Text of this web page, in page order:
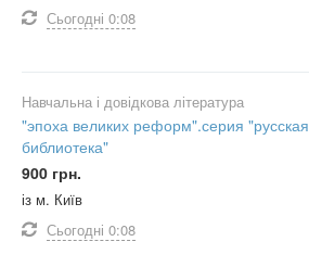
Сьогодні 0:08
Навчальна і довідкова література
"эпоха великих реформ".серия "русская
библиотека"
900 грн.
із м. Київ
Сьогодні 0:08